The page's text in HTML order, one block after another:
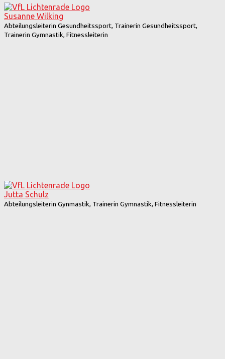
Susanne Wilking
Abteilungsleiterin Gesundheitssport, Trainerin Gesundheitssport,
Trainerin Gymnastik, Fitnessleiterin
Jutta Schulz
Abteilungsleiterin Gynmastik, Trainerin Gymnastik, Fitnessleiterin